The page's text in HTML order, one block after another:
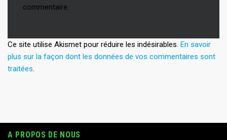
commentaire.
Ce site utilise Akismet pour réduire les indésirables. En savoir
plus sur la façon dont les données de vos commentaires sont
traitées.
A PROPOS DE NOUS